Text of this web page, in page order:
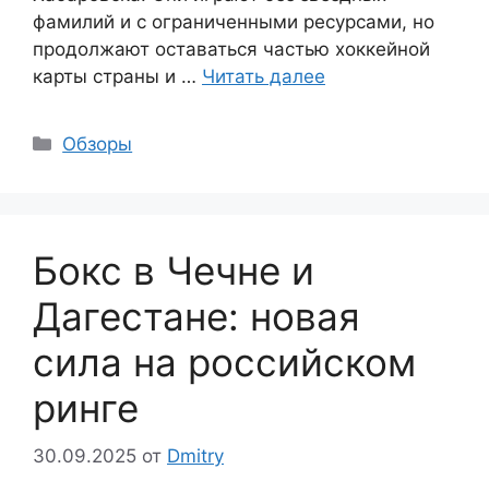
фамилий и с ограниченными ресурсами, но
продолжают оставаться частью хоккейной
карты страны и … Читать далее
Рубрики
Обзоры
Бокс в Чечне и
Дагестане: новая
сила на российском
ринге
30.09.2025 от Dmitry